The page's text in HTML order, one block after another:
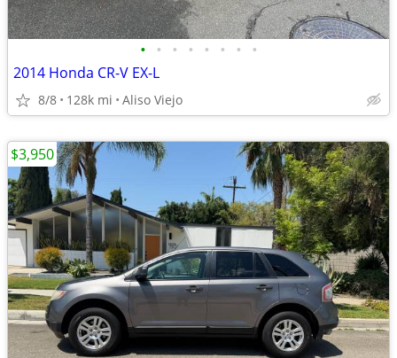
• • • • • • • •
2014 Honda CR-V EX-L
8/8 128k mi Aliso Viejo
$3,950